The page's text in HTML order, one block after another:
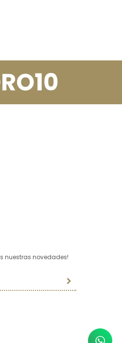
nuestras novedades!